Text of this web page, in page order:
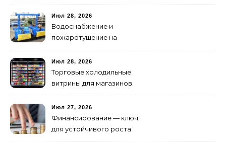
создание клипов
изменилось навсегда
Июл 28, 2026
Водоснабжение и
пожаротушение на
оборудование
предусмотреть заранее
Июл 28, 2026
Торговые холодильные
витрины для магазинов.
Июл 27, 2026
Финансирование — ключ
для устойчивого роста